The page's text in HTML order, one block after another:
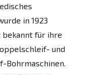
in 1923
für ihre
und
Bohrmaschinen.